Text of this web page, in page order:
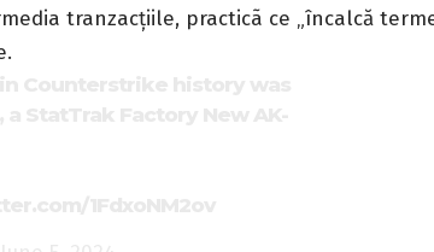
tranzacțiile, practicã ce „încalcă